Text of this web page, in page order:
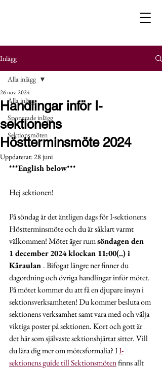
Inlägg
Alla inlägg
Sponsrade inlägg
Sektionsmöten
Alla inlägg
Handlingar inför I-
sektionens
Höstterminsmöte 2024
26 nov. 2024
Uppdaterat:28 juni
***English below***
Hej sektionen!
På söndag är det äntligen dags för I-sektionens
Höstterminsmöte och du är såklart varmt
välkommen! Mötet äger rum söndagen den
1 december 2024 klockan 11:00(..) i
Kåraulan . Bifogat längre ner finner du
dagordning och övriga handlingar inför mötet.
På mötet kommer du att få en djupare insyn i
sektionsverksamheten! Du kommer besluta om
sektionens verksamhet samt vara med och välja
viktiga poster på sektionen. Kort och gott är
det här som självaste sektionshjärtat sitter. Vill
du lära dig mer om mötesformalia? I I-
sektionens guide till Sektionsmöten finns allt